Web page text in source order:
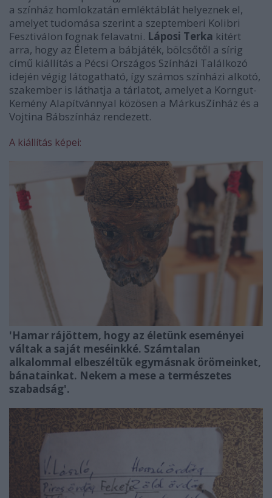
a színház homlokzatán emléktáblát helyeznek el,
amelyet tudomása szerint a szeptemberi Kolibri
Fesztiválon fognak felavatni. Láposi Terka kitért
arra, hogy az Életem a bábjáték, bölcsőtől a sírig
című kiállítás a Pécsi Országos Színházi Találkozó
idején végig látogatható, így számos színházi alkotó,
szakember is láthatja a tárlatot, amelyet a Korngut-
Kemény Alapítvánnyal közösen a MárkusZínház és a
Vojtina Bábszínház rendezett.
A kiállítás képei:
'Hamar rájöttem, hogy az életünk eseményei
váltak a saját meséinkké. Számtalan
alkalommal elbeszéltük egymásnak örömeinket,
bánatainkat. Nekem a mese a természetes
szabadság'.